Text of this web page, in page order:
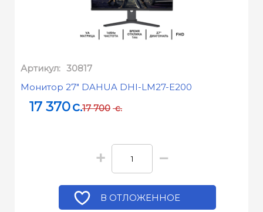
Артикул: 30817
Монитор 27" DAHUA DHI-LM27-E200
17 370c.17 700 c.
+ −
В ОТЛОЖЕННОЕ